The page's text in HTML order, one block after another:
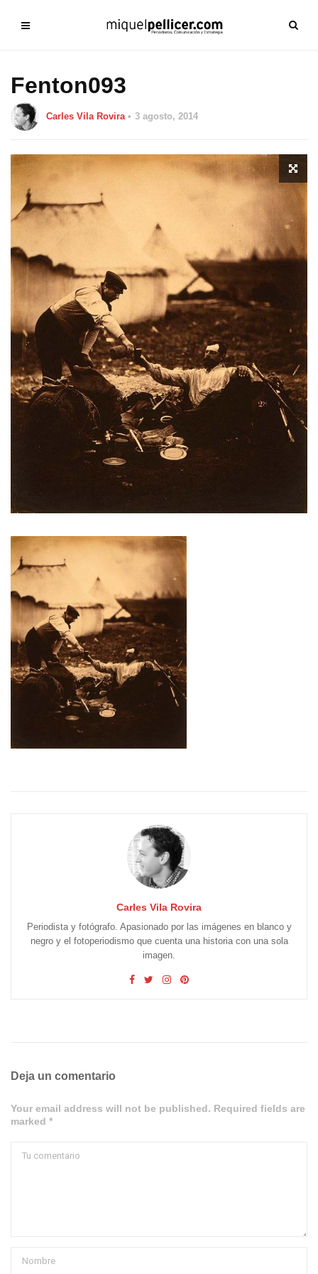
Fenton093
Carles Vila Rovira 3 agosto, 2014
Carles Vila Rovira
Periodista y fotógrafo. Apasionado por las imágenes en blanco y
negro y el fotoperiodismo que cuenta una historia con una sola
imagen.
Deja un comentario
Your email address will not be published. Required fields are
marked *